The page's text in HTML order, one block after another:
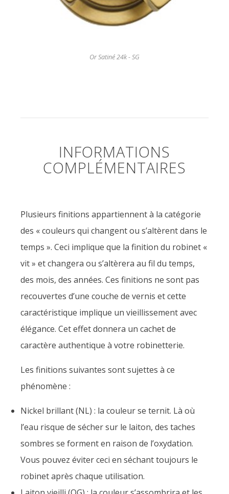
Or Satiné 24k - SG
INFORMATIONS
COMPLÉMENTAIRES
Plusieurs finitions appartiennent à la catégorie
des « couleurs qui changent ou s’altèrent dans le
temps ». Ceci implique que la finition du robinet «
vit » et changera ou s’altèrera au fil du temps,
des mois, des années. Ces finitions ne sont pas
recouvertes d’une couche de vernis et cette
caractéristique implique un vieillissement avec
élégance. Cet effet donnera un cachet de
caractère authentique à votre robinetterie.
Les finitions suivantes sont sujettes à ce
phénomène :
Nickel brillant (NL) : la couleur se ternit. Là où
l’eau risque de sécher sur le laiton, des taches
sombres se forment en raison de l’oxydation.
Vous pouvez éviter ceci en séchant toujours le
robinet après chaque utilisation.